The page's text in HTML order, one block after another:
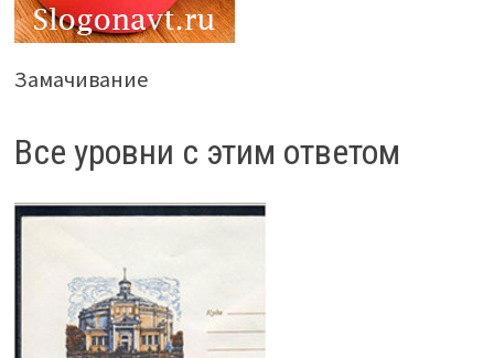
Замачивание
Все уровни с этим ответом